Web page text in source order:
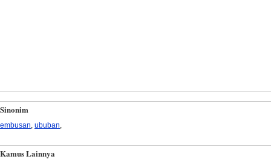
Sinonim
embusan ububan
Kamus Lainnya